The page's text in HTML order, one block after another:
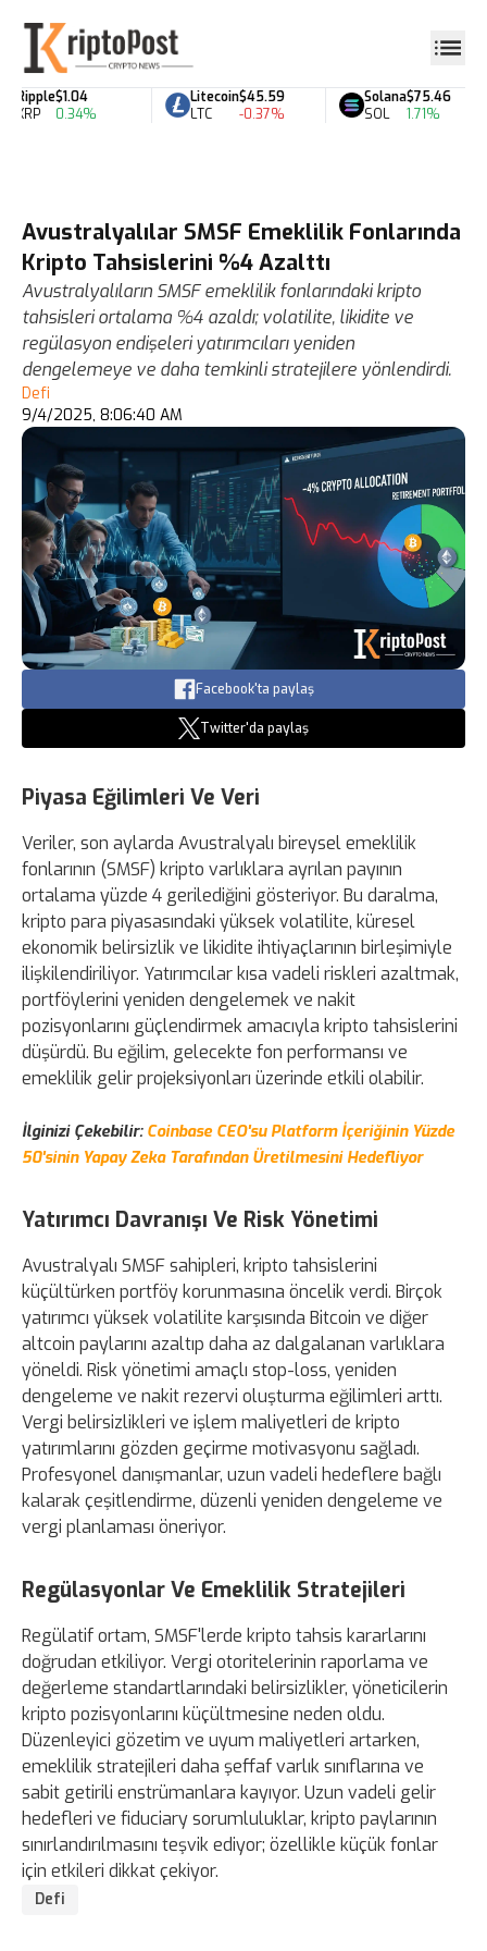
Ripple
XRP
$1.04
0.34%
Litecoin
LTC
$45.59
-0.37%
Solana
SOL
$75.46
1.71%
Avustralyalılar SMSF Emeklilik Fonlarında
Kripto Tahsislerini %4 Azalttı
Avustralyalıların SMSF emeklilik fonlarındaki kripto
tahsisleri ortalama %4 azaldı; volatilite, likidite ve
regülasyon endişeleri yatırımcıları yeniden
dengelemeye ve daha temkinli stratejilere yönlendirdi.
Defi
9/4/2025, 8:06:40 AM
Facebook'ta paylaş
Twitter'da paylaş
Piyasa Eğilimleri Ve Veri
Veriler, son aylarda Avustralyalı bireysel emeklilik
fonlarının (SMSF) kripto varlıklara ayrılan payının
ortalama yüzde 4 gerilediğini gösteriyor. Bu daralma,
kripto para piyasasındaki yüksek volatilite, küresel
ekonomik belirsizlik ve likidite ihtiyaçlarının birleşimiyle
ilişkilendiriliyor. Yatırımcılar kısa vadeli riskleri azaltmak,
portföylerini yeniden dengelemek ve nakit
pozisyonlarını güçlendirmek amacıyla kripto tahsislerini
düşürdü. Bu eğilim, gelecekte fon performansı ve
emeklilik gelir projeksiyonları üzerinde etkili olabilir.
İlginizi Çekebilir: Coinbase CEO'su Platform İçeriğinin Yüzde
50'sinin Yapay Zeka Tarafından Üretilmesini Hedefliyor
Yatırımcı Davranışı Ve Risk Yönetimi
Avustralyalı SMSF sahipleri, kripto tahsislerini
küçültürken portföy korunmasına öncelik verdi. Birçok
yatırımcı yüksek volatilite karşısında Bitcoin ve diğer
altcoin paylarını azaltıp daha az dalgalanan varlıklara
yöneldi. Risk yönetimi amaçlı stop-loss, yeniden
dengeleme ve nakit rezervi oluşturma eğilimleri arttı.
Vergi belirsizlikleri ve işlem maliyetleri de kripto
yatırımlarını gözden geçirme motivasyonu sağladı.
Profesyonel danışmanlar, uzun vadeli hedeflere bağlı
kalarak çeşitlendirme, düzenli yeniden dengeleme ve
vergi planlaması öneriyor.
Regülasyonlar Ve Emeklilik Stratejileri
Regülatif ortam, SMSF'lerde kripto tahsis kararlarını
doğrudan etkiliyor. Vergi otoritelerinin raporlama ve
değerleme standartlarındaki belirsizlikler, yöneticilerin
kripto pozisyonlarını küçültmesine neden oldu.
Düzenleyici gözetim ve uyum maliyetleri artarken,
emeklilik stratejileri daha şeffaf varlık sınıflarına ve
sabit getirili enstrümanlara kayıyor. Uzun vadeli gelir
hedefleri ve fiduciary sorumluluklar, kripto paylarının
sınırlandırılmasını teşvik ediyor; özellikle küçük fonlar
için etkileri dikkat çekiyor.
Defi